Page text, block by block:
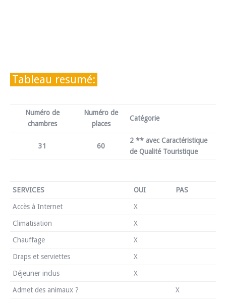
Tableau resumé:
Numéro de
chambres
Numéro de
places
Catégorie
31 60
2 ** avec Caractéristique
de Qualité Touristique
SERVICES OUI PAS
Accès à Internet X
Climatisation X
Chauffage X
Draps et serviettes X
Déjeuner inclus X
Admet des animaux ? X